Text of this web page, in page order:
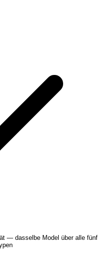
— dasselbe Model über alle fünf